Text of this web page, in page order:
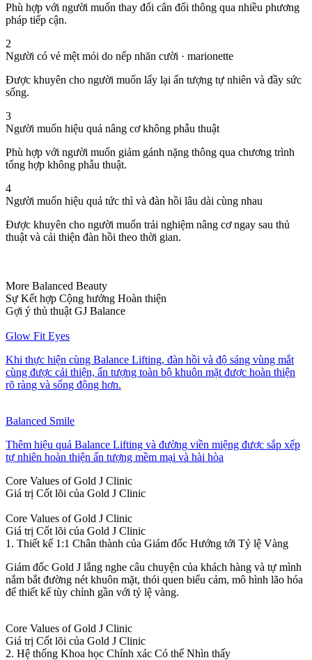
Phù hợp với người muốn thay đổi cân đối thông qua nhiều phương
pháp tiếp cận.
2
Người có vẻ mệt mỏi do nếp nhăn cười · marionette
Được khuyên cho người muốn lấy lại ấn tượng tự nhiên và đầy sức
sống.
3
Người muốn hiệu quả nâng cơ không phẫu thuật
Phù hợp với người muốn giảm gánh nặng thông qua chương trình
tổng hợp không phẫu thuật.
4
Người muốn hiệu quả tức thì và đàn hồi lâu dài cùng nhau
Được khuyên cho người muốn trải nghiệm nâng cơ ngay sau thủ
thuật và cải thiện đàn hồi theo thời gian.
More Balanced Beauty
Sự Kết hợp Cộng hưởng Hoàn thiện
Gợi ý thủ thuật GJ Balance
Glow Fit Eyes
Khi thực hiện cùng Balance Lifting, đàn hồi và độ sáng vùng mắt
cùng được cải thiện, ấn tượng toàn bộ khuôn mặt được hoàn thiện
rõ ràng và sống động hơn.
Balanced Smile
Thêm hiệu quả Balance Lifting và đường viền miệng được sắp xếp
tự nhiên hoàn thiện ấn tượng mềm mại và hài hòa
Core Values of Gold J Clinic
Giá trị Cốt lõi của Gold J Clinic
Core Values of Gold J Clinic
Giá trị Cốt lõi của Gold J Clinic
1. Thiết kế 1:1 Chân thành của Giám đốc Hướng tới Tỷ lệ Vàng
Giám đốc Gold J lắng nghe câu chuyện của khách hàng và tự mình
nắm bắt đường nét khuôn mặt, thói quen biểu cảm, mô hình lão hóa
để thiết kế tùy chỉnh gần với tỷ lệ vàng.
Core Values of Gold J Clinic
Giá trị Cốt lõi của Gold J Clinic
2. Hệ thống Khoa học Chính xác Có thể Nhìn thấy